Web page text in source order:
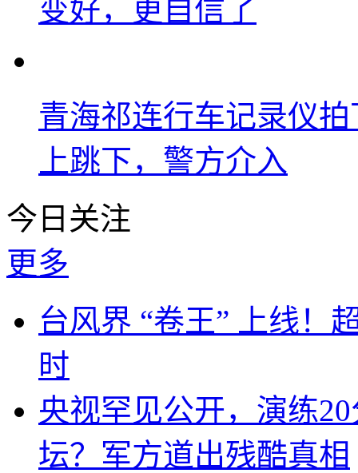
变好，更自信了
青海祁连行车记录仪
上跳下，警方介入
今日关注
更多
台风界 “卷王” 上线！
时
央视罕见公开，演练
坛？军方道出残酷真相